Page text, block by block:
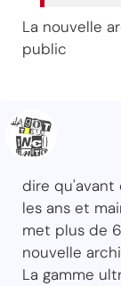
La nouvelle
public
dire qu'avant
les ans et
met plus de
nouvelle
La gamme